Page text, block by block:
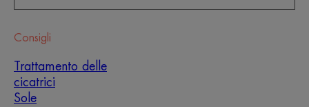
Consigli
Trattamento delle
cicatrici
Sole